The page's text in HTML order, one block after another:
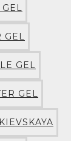
GEL
GEL
GEL